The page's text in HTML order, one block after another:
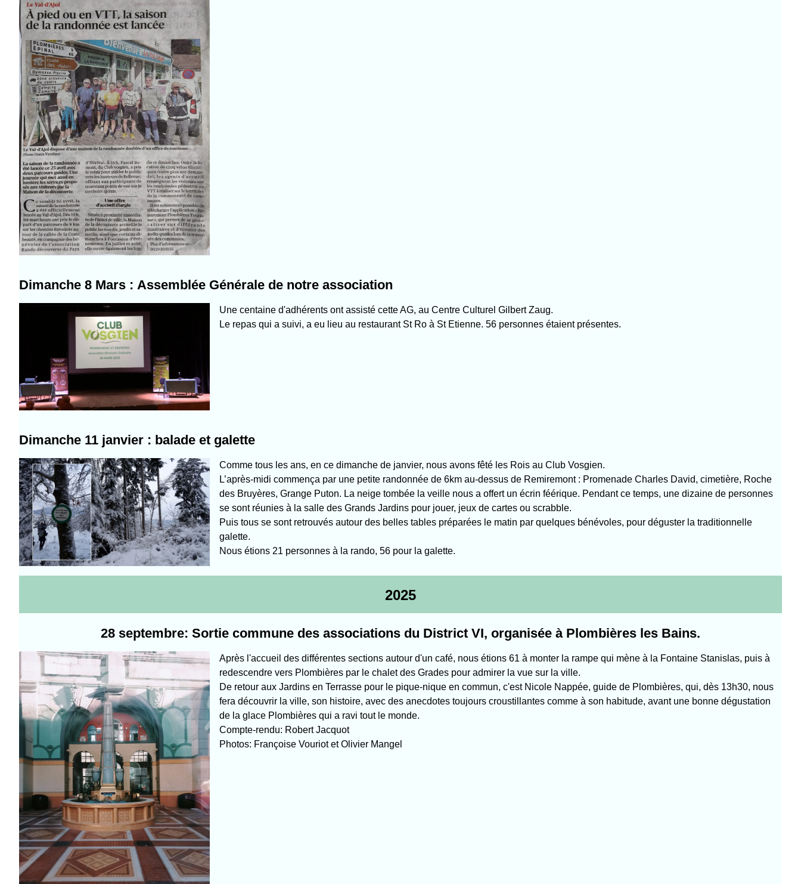
Dimanche 8 Mars : Assemblée Générale de notre association
Une centaine d'adhérents ont assisté cette AG, au Centre Culturel Gilbert Zaug.
Le repas qui a suivi, a eu lieu au restaurant St Ro à St Etienne. 56 personnes étaient présentes.
Dimanche 11 janvier : balade et galette
Comme tous les ans, en ce dimanche de janvier, nous avons fêté les Rois au Club Vosgien.
L’après-midi commença par une petite randonnée de 6km au-dessus de Remiremont : Promenade Charles David, cimetière, Roche
des Bruyères, Grange Puton. La neige tombée la veille nous a offert un écrin féérique. Pendant ce temps, une dizaine de personnes
se sont réunies à la salle des Grands Jardins pour jouer, jeux de cartes ou scrabble.
Puis tous se sont retrouvés autour des belles tables préparées le matin par quelques bénévoles, pour déguster la traditionnelle
galette.
Nous étions 21 personnes à la rando, 56 pour la galette.
2025
28 septembre: Sortie commune des associations du District VI, organisée à Plombières les Bains.
Après l'accueil des différentes sections autour d'un café, nous étions 61 à monter la rampe qui mène à la Fontaine Stanislas, puis à
redescendre vers Plombières par le chalet des Grades pour admirer la vue sur la ville.
De retour aux Jardins en Terrasse pour le pique-nique en commun, c'est Nicole Nappée, guide de Plombières, qui, dès 13h30, nous
fera découvrir la ville, son histoire, avec des anecdotes toujours croustillantes comme à son habitude, avant une bonne dégustation
de la glace Plombières qui a ravi tout le monde.
Compte-rendu: Robert Jacquot
Photos: Françoise Vouriot et Olivier Mangel